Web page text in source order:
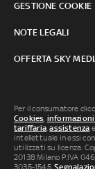
GESTIONE COOKIE
NOTE LEGALI
OFFERTA SKY
Per il consumatore
Cookies,
tariffaria,assistenza
intellettuale in essi
utilizzati su licenza.
20138 Milano P.IVA